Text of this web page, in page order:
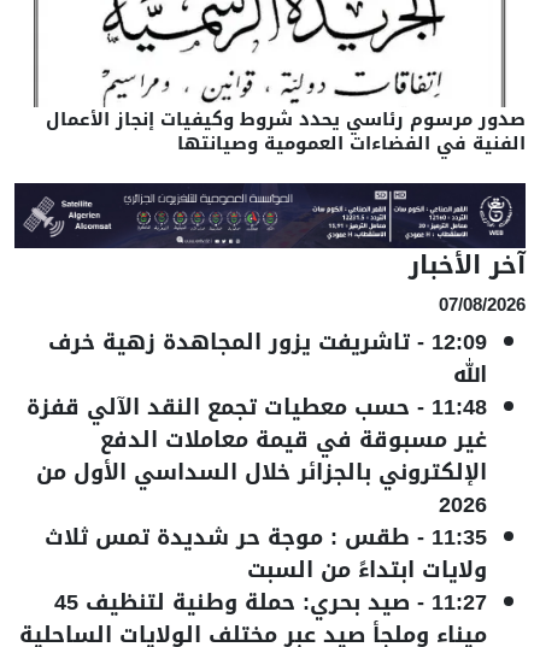
صدور مرسوم رئاسي يحدد شروط وكيفيات إنجاز الأعمال
الفنية في الفضاءات العمومية وصيانتها
آخر الأخبار
07/08/2026
12:09
-تاشريفت يزور المجاهدة زهية خرف
الله
11:48
- حسب معطيات تجمع النقد الآلي قفزة
غير مسبوقة في قيمة معاملات الدفع
الإلكتروني بالجزائر خلال السداسي الأول من
2026
11:35
- طقس : موجة حر شديدة تمس ثلاث
ولايات ابتداءً من السبت
11:27
- صيد بحري: حملة وطنية لتنظيف 45
ميناء وملجأ صيد عبر مختلف الولايات الساحلية